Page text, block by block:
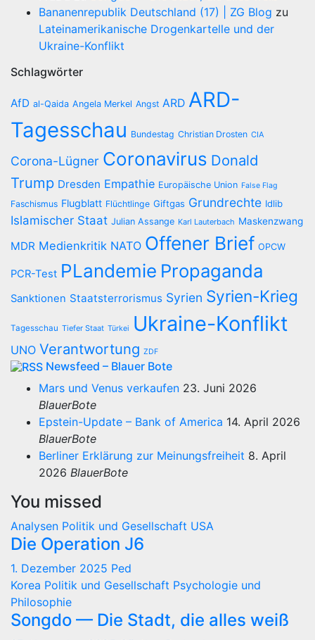
Bananenrepublik Deutschland (17) | ZG Blog zu
Lateinamerikanische Drogenkartelle und der
Ukraine-Konflikt
Schlagwörter
AfD al-Qaida Angela Merkel Angst ARD ARD-
Tagesschau Bundestag Christian Drosten CIA
Corona-Lügner Coronavirus Donald
Trump Dresden Empathie Europäische Union False Flag
Faschismus Flugblatt Flüchtlinge Giftgas Grundrechte Idlib
Islamischer Staat Julian Assange Karl Lauterbach Maskenzwang
MDR Medienkritik NATO Offener Brief OPCW
PCR-Test PLandemie Propaganda
Sanktionen Staatsterrorismus Syrien Syrien-Krieg
Tagesschau Tiefer Staat Türkei Ukraine-Konflikt
UNO Verantwortung ZDF
Newsfeed – Blauer Bote
Mars und Venus verkaufen 23. Juni 2026
BlauerBote
Epstein-Update – Bank of America 14. April 2026
BlauerBote
Berliner Erklärung zur Meinungsfreiheit 8. April
2026 BlauerBote
You missed
Analysen Politik und Gesellschaft USA
Die Operation J6
1. Dezember 2025 Ped
Korea Politik und Gesellschaft Psychologie und
Philosophie
Songdo — Die Stadt, die alles weiß